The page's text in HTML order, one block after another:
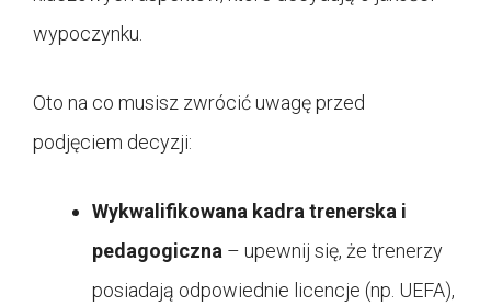
wypoczynku.
Oto na co musisz zwrócić uwagę przed
podjęciem decyzji:
Wykwalifikowana kadra trenerska i
pedagogiczna – upewnij się, że trenerzy
posiadają odpowiednie licencje (np. UEFA),